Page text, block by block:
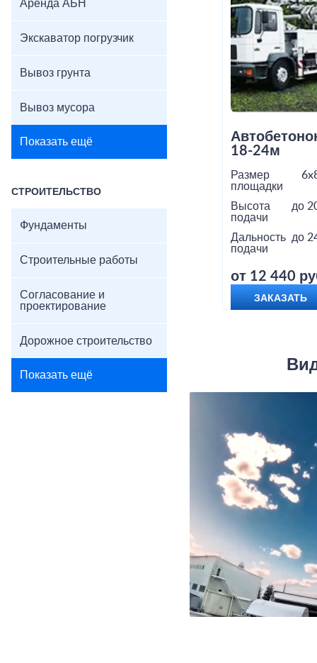
Аренда АБН
Экскаватор погрузчик
Вывоз грунта
Вывоз мусора
Показать ещё
СТРОИТЕЛЬСТВО
Фундаменты
Строительные работы
Согласование и
проектирование
Дорожное строительство
Показать ещё
18-24м
Размер
площадки
Высота
подачи
до
Дальность
подачи
до
от 12 440
ЗАКАЗАТЬ